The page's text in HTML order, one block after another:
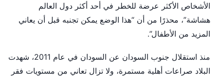
الأشخاص الأكثر عرضة للخطر في أحد أكثر دول العالم
هشاشة”، محذرًا من أن “هذا الوضع يمكن تجنبه قبل أن يعاني
المزيد من الأطفال”.
منذ استقلال جنوب السودان عن السودان في عام 2011، شهدت
البلاد صراعات أهلية مستمرة، ولا تزال تعاني من مستويات فقر